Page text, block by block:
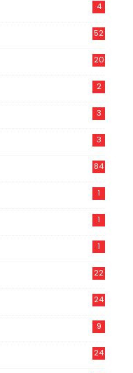
4
52
20
2
3
3
84
1
1
1
22
24
9
24